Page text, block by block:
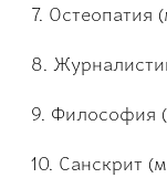
7. Остеопатия
8.
9. Философия
10. Санскрит